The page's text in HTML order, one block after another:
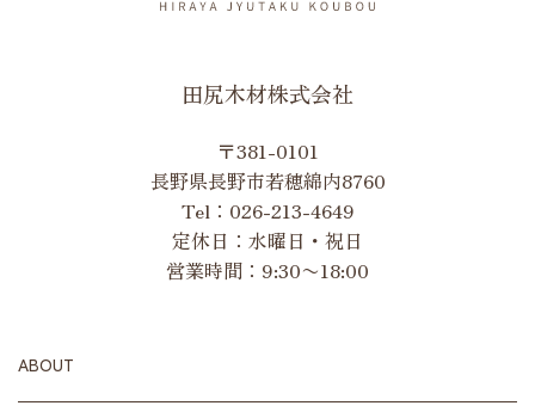
田尻木材株式会社
〒381-0101
長野県長野市若穂綿内8760
Tel： 026-213-4649
定休日：水曜日・祝日
営業時間：9:30〜18:00
ABOUT